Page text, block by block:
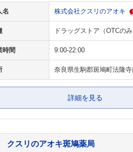
名 株式会社クスリのアオキ
ドラッグストア（OTCのみ
時間 9:00-22:00
奈良県生駒郡斑鳩町法隆
詳細を見る
クスリのアオキ斑鳩薬局